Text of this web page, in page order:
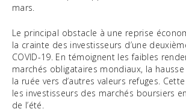
mars.
Le principal obstacle à une reprise
la crainte des investisseurs d’une
COVID-19. En témoignent les faibles
marchés obligataires mondiaux, la
la ruée vers d’autres valeurs refuges.
les investisseurs des marchés boursiers
de l’été.